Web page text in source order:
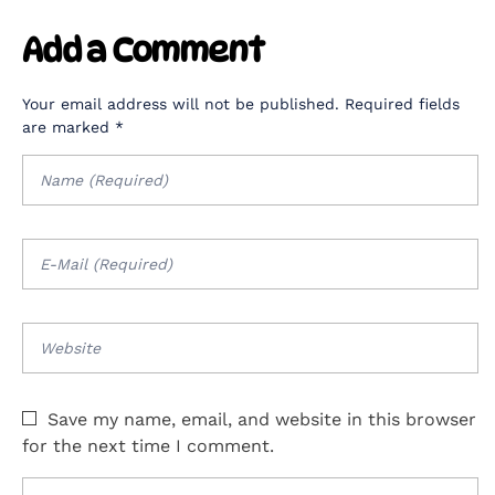
Add a Comment
Your email address will not be published. Required fields
are marked *
Save my name, email, and website in this browser
for the next time I comment.